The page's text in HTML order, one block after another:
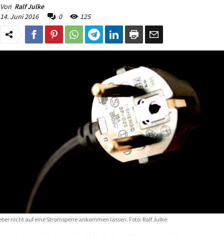
Von Ralf Julke
14. Juni 2016
0 125
nicht auf eine Stromsperre ankommen lassen. Foto: Ralf Julke